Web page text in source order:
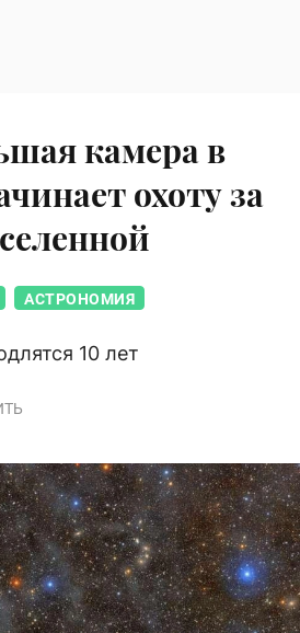
камера в
охоту за
АСТРОНОМИЯ
10 лет